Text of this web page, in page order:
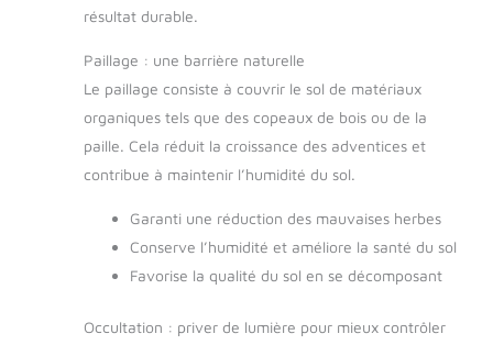
résultat durable.
Paillage : une barrière naturelle
Le paillage consiste à couvrir le sol de matériaux
organiques tels que des copeaux de bois ou de la
paille. Cela réduit la croissance des adventices et
contribue à maintenir l’humidité du sol.
Garanti une réduction des mauvaises herbes
Conserve l’humidité et améliore la santé du sol
Favorise la qualité du sol en se décomposant
Occultation : priver de lumière pour mieux contrôler